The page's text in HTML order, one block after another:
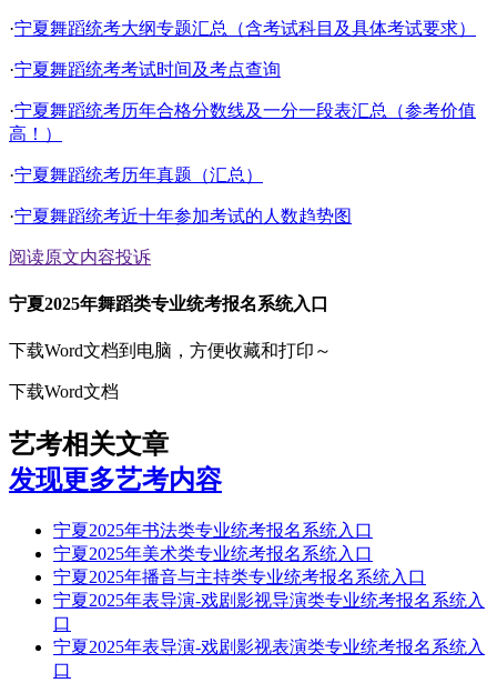
·宁夏舞蹈统考大纲专题汇总（含考试科目及具体考试要求）
·宁夏舞蹈统考考试时间及考点查询
·宁夏舞蹈统考历年合格分数线及一分一段表汇总（参考价值
高！）
·宁夏舞蹈统考历年真题（汇总）
·宁夏舞蹈统考近十年参加考试的人数趋势图
阅读原文内容投诉
宁夏2025年舞蹈类专业统考报名系统入口
下载Word文档到电脑，方便收藏和打印～
下载Word文档
艺考相关文章
发现更多艺考内容
宁夏2025年书法类专业统考报名系统入口
宁夏2025年美术类专业统考报名系统入口
宁夏2025年播音与主持类专业统考报名系统入口
宁夏2025年表导演-戏剧影视导演类专业统考报名系统入
口
宁夏2025年表导演-戏剧影视表演类专业统考报名系统入
口